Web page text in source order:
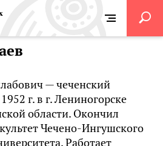
— чеченский
г. в г. Лениногорске
области. Окончил
Чечено-Ингушского
Работает